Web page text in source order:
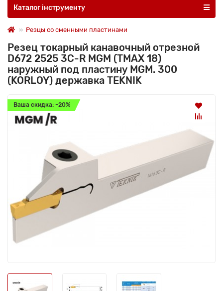
Каталог інструменту
Резцы со сменными пластинами
Резец токарный канавочный отрезной
D672 2525 3C-R MGM (TMAX 18)
наружный под пластину MGM. 300
(KORLOY) державка TEKNIK
Ваша скидка: -20%